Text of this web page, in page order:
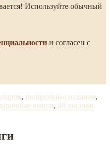
Используйте обычный
и согласен с
, подарочные издания,
книги, 48 законов